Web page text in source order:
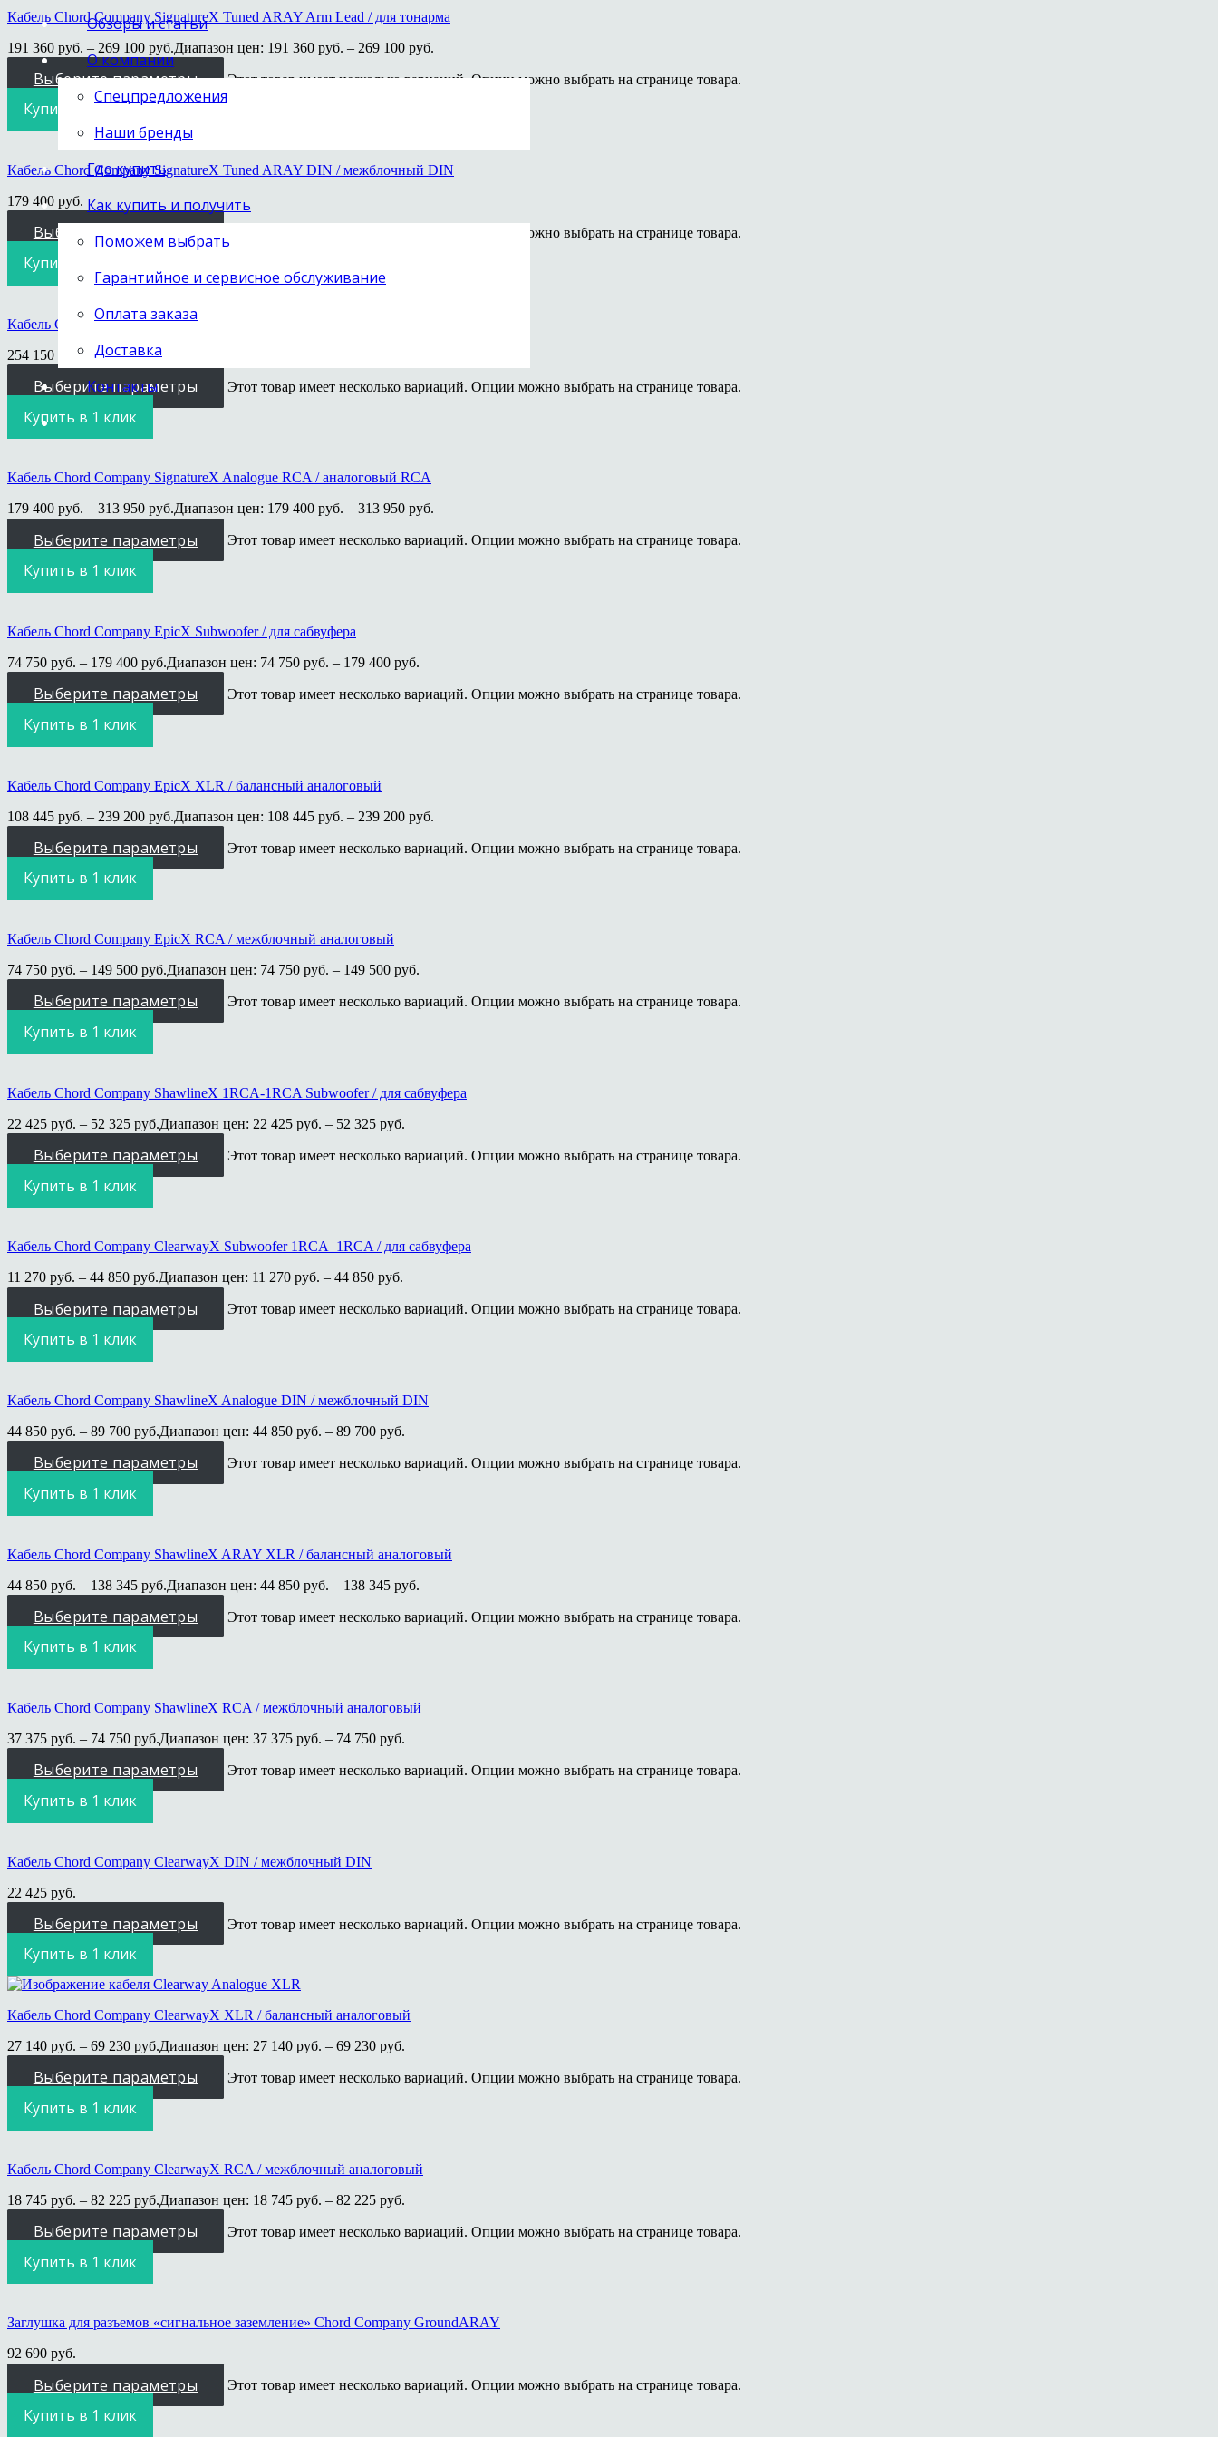
Обзоры и статьи
О компании
Спецпредложения
Наши бренды
Где купить
Как купить и получить
Поможем выбрать
Гарантийное и сервисное обслуживание
Оплата заказа
Доставка
Контакты
Кабель Chord Company SignatureX Tuned ARAY Arm Lead / для тонарма
191 360 руб. – 269 100 руб.Диапазон цен: 191 360 руб. – 269 100 руб.
Выберите параметры Этот товар имеет несколько вариаций. Опции можно выбрать на странице товара.
Купить в 1 клик
Кабель Chord Company SignatureX Tuned ARAY DIN / межблочный DIN
179 400 руб.
Выберите параметры Этот товар имеет несколько вариаций. Опции можно выбрать на странице товара.
Купить в 1 клик
Кабель Chord Company SignatureX Tuned ARAY XLR / балансный
254 150
руб. 470 925руб.
Выберите параметры Этот товар имеет несколько вариаций. Опции можно выбрать на странице товара.
Купить в 1 клик
Кабель Chord Company SignatureX Analogue RCA / аналоговый RCA
179 400 руб. – 313 950 руб.Диапазон цен: 179 400 руб. – 313 950 руб.
Выберите параметры Этот товар имеет несколько вариаций. Опции можно выбрать на странице товара.
Купить в 1 клик
Кабель Chord Company EpicX Subwoofer / для сабвуфера
74 750 руб. – 179 400 руб.Диапазон цен: 74 750 руб. – 179 400 руб.
Выберите параметры Этот товар имеет несколько вариаций. Опции можно выбрать на странице товара.
Купить в 1 клик
Кабель Chord Company EpicX XLR / балансный аналоговый
108 445 руб. – 239 200 руб.Диапазон цен: 108 445 руб. – 239 200 руб.
Выберите параметры Этот товар имеет несколько вариаций. Опции можно выбрать на странице товара.
Купить в 1 клик
Кабель Chord Company EpicX RCA / межблочный аналоговый
74 750 руб. – 149 500 руб.Диапазон цен: 74 750 руб. – 149 500 руб.
Выберите параметры Этот товар имеет несколько вариаций. Опции можно выбрать на странице товара.
Купить в 1 клик
Кабель Chord Company ShawlineX 1RCA-1RCA Subwoofer / для сабвуфера
22 425 руб. – 52 325 руб.Диапазон цен: 22 425 руб. – 52 325 руб.
Выберите параметры Этот товар имеет несколько вариаций. Опции можно выбрать на странице товара.
Купить в 1 клик
Кабель Chord Company ClearwayX Subwoofer 1RCA–1RCA / для сабвуфера
11 270 руб. – 44 850 руб.Диапазон цен: 11 270 руб. – 44 850 руб.
Выберите параметры Этот товар имеет несколько вариаций. Опции можно выбрать на странице товара.
Купить в 1 клик
Кабель Chord Company ShawlineX Analogue DIN / межблочный DIN
44 850 руб. – 89 700 руб.Диапазон цен: 44 850 руб. – 89 700 руб.
Выберите параметры Этот товар имеет несколько вариаций. Опции можно выбрать на странице товара.
Купить в 1 клик
Кабель Chord Company ShawlineX ARAY XLR / балансный аналоговый
44 850 руб. – 138 345 руб.Диапазон цен: 44 850 руб. – 138 345 руб.
Выберите параметры Этот товар имеет несколько вариаций. Опции можно выбрать на странице товара.
Купить в 1 клик
Кабель Chord Company ShawlineX RCA / межблочный аналоговый
37 375 руб. – 74 750 руб.Диапазон цен: 37 375 руб. – 74 750 руб.
Выберите параметры Этот товар имеет несколько вариаций. Опции можно выбрать на странице товара.
Купить в 1 клик
Кабель Chord Company ClearwayX DIN / межблочный DIN
22 425 руб.
Выберите параметры Этот товар имеет несколько вариаций. Опции можно выбрать на странице товара.
Купить в 1 клик
Кабель Chord Company ClearwayX XLR / балансный аналоговый
27 140 руб. – 69 230 руб.Диапазон цен: 27 140 руб. – 69 230 руб.
Выберите параметры Этот товар имеет несколько вариаций. Опции можно выбрать на странице товара.
Купить в 1 клик
Кабель Chord Company ClearwayX RCA / межблочный аналоговый
18 745 руб. – 82 225 руб.Диапазон цен: 18 745 руб. – 82 225 руб.
Выберите параметры Этот товар имеет несколько вариаций. Опции можно выбрать на странице товара.
Купить в 1 клик
Заглушка для разъемов «сигнальное заземление» Chord Company GroundARAY
92 690 руб.
Выберите параметры Этот товар имеет несколько вариаций. Опции можно выбрать на странице товара.
Купить в 1 клик